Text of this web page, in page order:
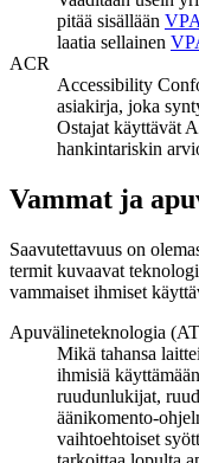
pitää sisällään
laatia sellainen
ACR
Accessibility
asiakirja, joka
Ostajat käyttävät
hankintariskin
Vammat ja
Saavutettavuus on
termit kuvaavat
vammaiset ihmiset
Apuvälineteknologia
Mikä tahansa
ihmisiä
ruudunlukijat,
äänikomento-
vaihtoehtoiset